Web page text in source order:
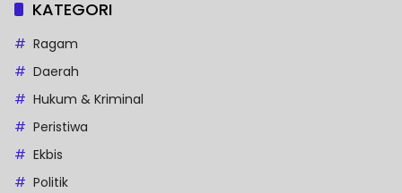
KATEGORI
Ragam
Daerah
Hukum & Kriminal
Peristiwa
Ekbis
Politik